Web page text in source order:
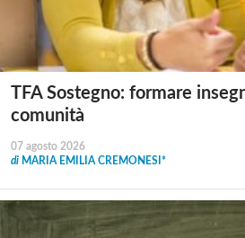
TFA Sostegno: formare
comunità
07 agosto 2026
di MARIA EMILIA CREMONESI*